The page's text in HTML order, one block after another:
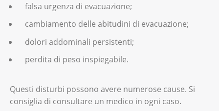
falsa urgenza di evacuazione;
cambiamento delle abitudini di evacuazione;
dolori addominali persistenti;
perdita di peso inspiegabile.
Questi disturbi possono avere numerose cause. Si
consiglia di consultare un medico in ogni caso.